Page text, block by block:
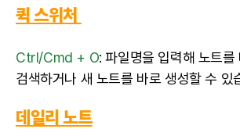
퀵 스위처
Ctrl/Cmd + O: 파일명을 입력해 노트를
검색하거나 새 노트를 바로 생성할 수 있
데일리 노트